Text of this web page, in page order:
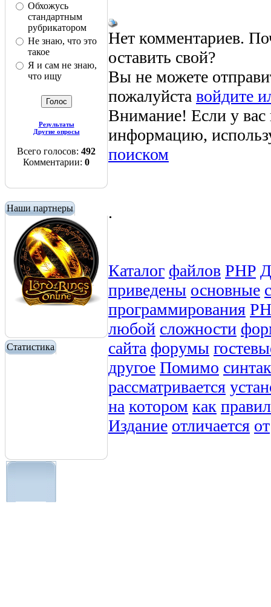
Обхожусь
стандартным
рубрикатором
Не знаю, что это
такое
Я и сам не знаю,
что ищу
Результаты
Другие опросы
Всего голосов: 492
Комментарии: 0
Наши партнеры
Статистика
Нет комментариев.
оставить свой?
Вы не можете
пожалуйста войдите
Внимание! Если у
информацию,
поиском
.
Каталог файлов PHP Д
приведены основные
программирования
любой сложности
сайта форумы
другое Помимо
рассматривается
на котором как
Издание отличается от